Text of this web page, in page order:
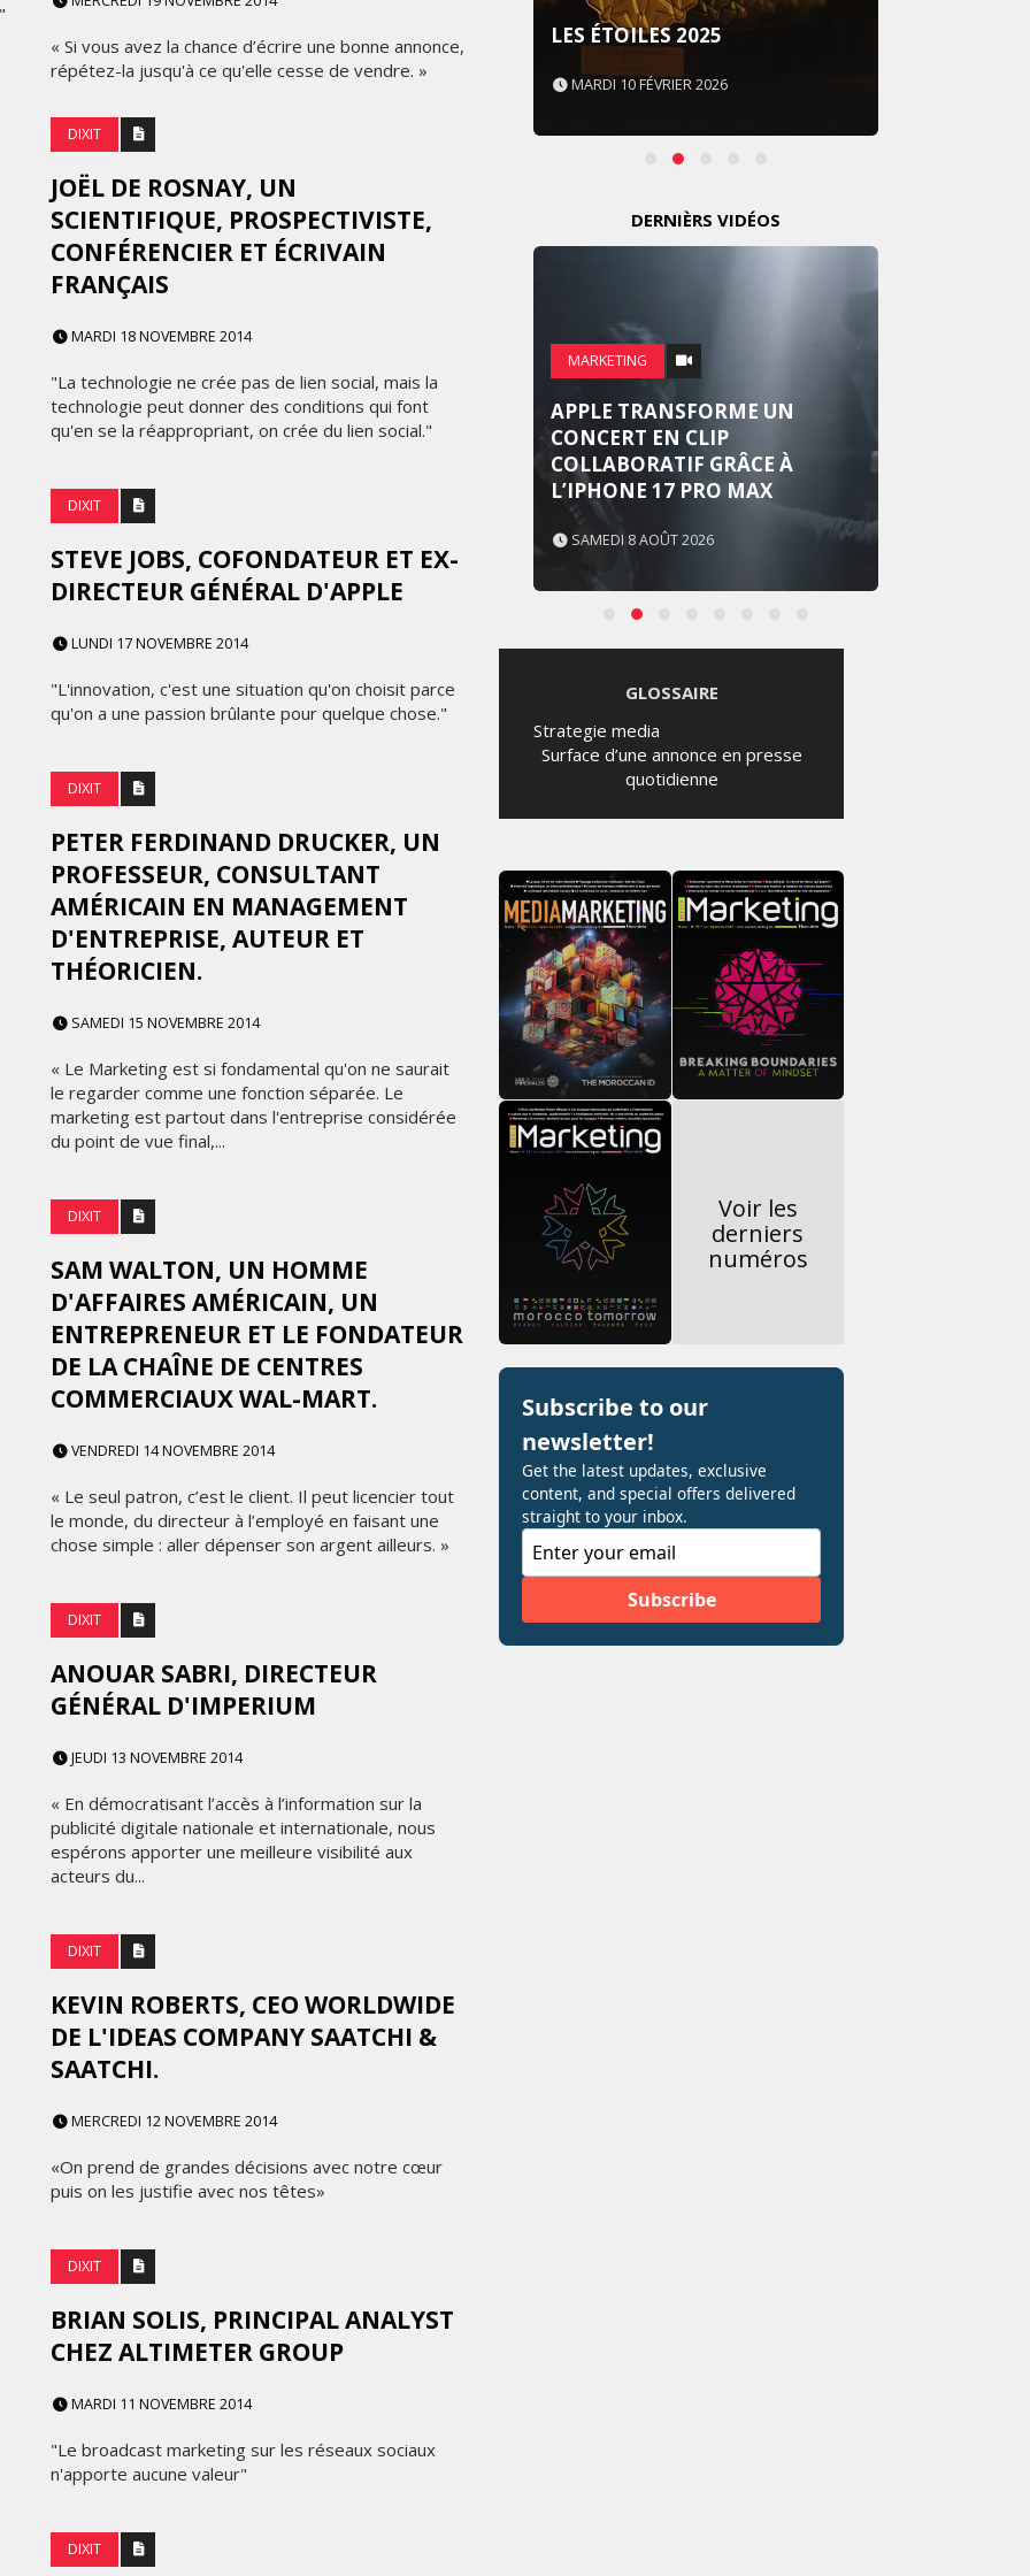
« Si vous avez la chance d’écrire une bonne annonce,
répétez-la jusqu'à ce qu'elle cesse de vendre. »
DIXIT
JOËL DE ROSNAY, UN
SCIENTIFIQUE, PROSPECTIVISTE,
CONFÉRENCIER ET ÉCRIVAIN
FRANÇAIS
MARDI 18 NOVEMBRE 2014
"La technologie ne crée pas de lien social, mais la
technologie peut donner des conditions qui font
qu'en se la réappropriant, on crée du lien social."
DIXIT
STEVE JOBS, COFONDATEUR ET EX-
DIRECTEUR GÉNÉRAL D'APPLE
LUNDI 17 NOVEMBRE 2014
"L'innovation, c'est une situation qu'on choisit parce
qu'on a une passion brûlante pour quelque chose."
DIXIT
PETER FERDINAND DRUCKER, UN
PROFESSEUR, CONSULTANT
AMÉRICAIN EN MANAGEMENT
D'ENTREPRISE, AUTEUR ET
THÉORICIEN.
SAMEDI 15 NOVEMBRE 2014
« Le Marketing est si fondamental qu'on ne saurait
le regarder comme une fonction séparée. Le
marketing est partout dans l'entreprise considérée
du point de vue final,...
DIXIT
SAM WALTON, UN HOMME
D'AFFAIRES AMÉRICAIN, UN
ENTREPRENEUR ET LE FONDATEUR
DE LA CHAÎNE DE CENTRES
COMMERCIAUX WAL-MART.
VENDREDI 14 NOVEMBRE 2014
« Le seul patron, c’est le client. Il peut licencier tout
le monde, du directeur à l’employé en faisant une
chose simple : aller dépenser son argent ailleurs. »
DIXIT
ANOUAR SABRI, DIRECTEUR
GÉNÉRAL D'IMPERIUM
JEUDI 13 NOVEMBRE 2014
« En démocratisant l’accès à l’information sur la
publicité digitale nationale et internationale, nous
espérons apporter une meilleure visibilité aux
acteurs du...
DIXIT
KEVIN ROBERTS, CEO WORLDWIDE
DE L'IDEAS COMPANY SAATCHI &
SAATCHI.
MERCREDI 12 NOVEMBRE 2014
«On prend de grandes décisions avec notre cœur
puis on les justifie avec nos têtes»
DIXIT
BRIAN SOLIS, PRINCIPAL ANALYST
CHEZ ALTIMETER GROUP
MARDI 11 NOVEMBRE 2014
"Le broadcast marketing sur les réseaux sociaux
n'apporte aucune valeur"
DIXIT
FRONTIÈRES DE
L’INNOVATION AFRICAINE
LUNDI 6 AVRIL 2026
LES ÉTOILES 2025
MARDI 10 FÉVRIER 2026
DERNIÈRS VIDÉOS
DIGITAL
XBOX DÉVOILE UNE SERIES X25
CÉLÉBRER 25 ANS D'HISTOIRE
MARKETING
APPLE TRANSFORME UN
CONCERT EN CLIP
COLLABORATIF GRÂCE À
L’IPHONE 17 PRO MAX
SAMEDI 8 AOÛT 2026
GLOSSAIRE
Strategie media
Surface d’une annonce en presse
quotidienne
Voir les
derniers
numéros